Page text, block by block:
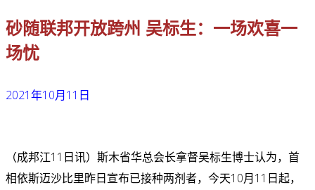
砂随联邦开放跨州 吴标生：一场欢喜一
场忧
2021年10月11日
（成邦江11日讯）斯木省华总会长拿督吴标生博士认为，首
相依斯迈沙比里昨日宣布已接种两剂者，今天10月11日起，